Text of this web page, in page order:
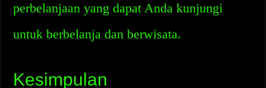
perbelanjaan yang dapat Anda kunjungi
untuk berbelanja dan berwisata.
Kesimpulan